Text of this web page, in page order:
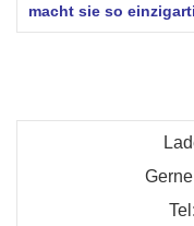
macht sie so